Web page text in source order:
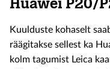
Kuulduste kohaselt
räägitakse sellest ka
kolm tagumist Leica